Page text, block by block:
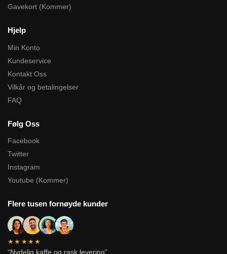
Gavekort (Kommer)
Hjelp
Min Konto
Kundeservice
Kontakt Oss
Vilkår og betalingelser
FAQ
Følg Oss
Facebook
Twitter
Instagram
Youtube (Kommer)
Flere tusen fornøyde kunder
★★★★★
“Nydelig kaffe og rask levering”